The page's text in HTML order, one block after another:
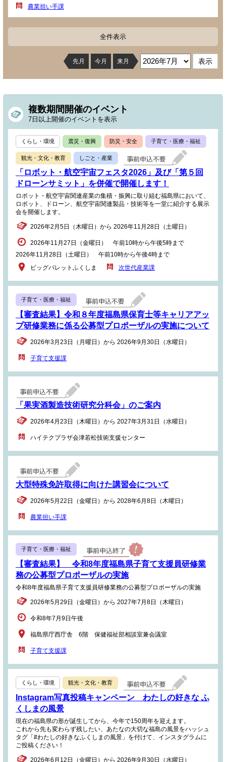
農業担い手課
全件表示
先月 今月 来月
複数期間開催のイベント
7日以上開催のイベントを表示
くらし・環境 震災・復興 防災・安全 子育て・医療・福祉
観光・文化・教育 しごと・産業
「ロボット・航空宇宙フェスタ2026」及び「第５回
ドローンサミット」を併催で開催します！
ロボット・航空宇宙関連産業の集積・振興に取り組む福島県において、
ロボット、ドローン、航空宇宙関連製品・技術等を一堂に紹介する展示
会を開催します。
2026年2月5日（木曜日）から 2026年11月28日（土曜日）
2026年11月27日（金曜日） 午前10時から午後5時まで
2026年11月28日（土曜日） 午前10時から午後4時まで
ビッグパレットふくしま
次世代産業課
子育て・医療・福祉
【審査結果】令和８年度福島県保育士等キャリアアッ
プ研修業務に係る公募型プロポーザルの実施について
2026年3月23日（月曜日）から 2026年9月30日（水曜日）
子育て支援課
「果実酒製造技術研究分科会」のご案内
2026年4月23日（木曜日）から 2027年3月31日（水曜日）
ハイテクプラザ会津若松技術支援センター
大型特殊免許取得に向けた講習会について
2026年5月22日（金曜日）から 2028年6月8日（木曜日）
農業担い手課
子育て・医療・福祉
【審査結果】 令和8年度福島県子育て支援員研修業
務の公募型プロポーザルの実施
令和8年度福島県子育て支援員研修業務の公募型プロポーザルの実施
2026年5月29日（金曜日）から 2027年7月8日（木曜日）
令和8年7月9日午後
福島県庁西庁舎 6階 保健福祉部相談室兼会議室
子育て支援課
くらし・環境 観光・文化・教育
Instagram写真投稿キャンペーン わたしの好きな ふ
くしまの風景
現在の福島県の形が誕生してから、今年で150周年を迎えます。
これから先も変わらず残したい、あたなの大切な福島の風景をハッシュ
タグ「#わたしの好きなふくしまの風景」を付けて、インスタグラムに
ご投稿ください！
2026年6月12日（金曜日）から 2026年9月30日（水曜日）